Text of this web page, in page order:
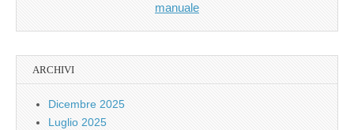
manuale
ARCHIVI
Dicembre 2025
Luglio 2025